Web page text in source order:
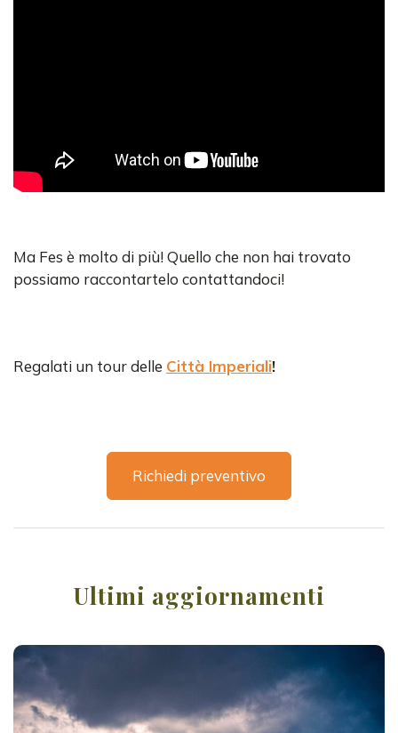
Ma Fes è molto di più! Quello che non hai trovato
possiamo raccontartelo contattandoci!
Regalati un tour delle Città Imperiali!
Richiedi preventivo
Ultimi aggiornamenti